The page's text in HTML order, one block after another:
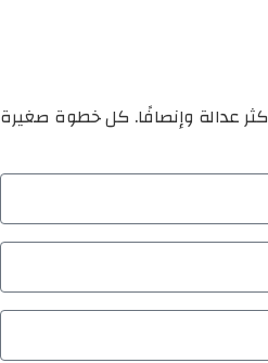
عدالة وإنصافًا. كل خطوة صغيرة